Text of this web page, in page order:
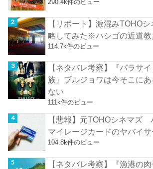
290.4k件のビュー
【リポート】激混みTOHO
略してみた※ハシゴの近道教
114.7k件のビュー
【ネタバレ考察】『パラサ
族』ブルジョワは今そこに
ない
111k件のビュー
【悲報】元TOHOシネマズ
マイレージカードのヤバイ
104.8k件のビュー
【ネタバレ考察】『漁港の